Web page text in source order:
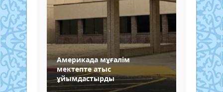
Америкада мұғалім
мектепте атыс
ұйымдастырды